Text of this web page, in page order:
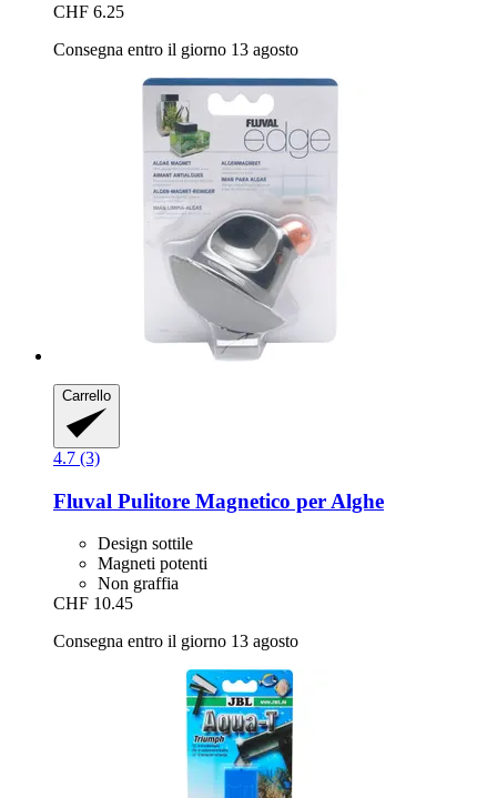
CHF 6.25
Consegna entro il giorno 13 agosto
Carrello
4.7 (3)
Fluval Pulitore Magnetico per Alghe
Design sottile
Magneti potenti
Non graffia
CHF 10.45
Consegna entro il giorno 13 agosto